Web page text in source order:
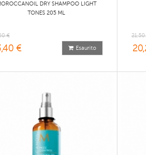
DRY SHAMPOO LIGHT
TONES 205 ML
€
€ Esaurito
21,50